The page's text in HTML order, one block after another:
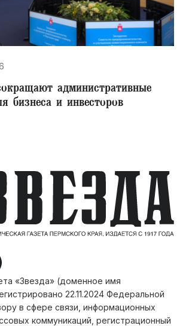
административные
бизнеса и инвесторов
«Звезда» (доменное имя
22.11.2024 Федеральной
в сфере связи, информационных
коммуникаций, регистрационный